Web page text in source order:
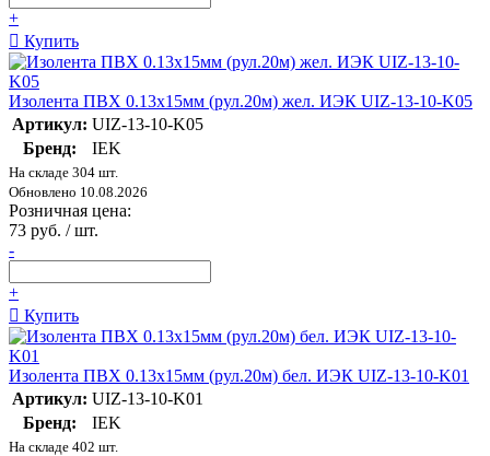
+
Купить
Изолента ПВХ 0.13х15мм (рул.20м) жел. ИЭК UIZ-13-10-K05
Артикул: UIZ-13-10-K05
Бренд:
IEK
На складе 304 шт.
Обновлено 10.08.2026
Розничная цена:
73 руб. / шт.
-
+
Купить
Изолента ПВХ 0.13х15мм (рул.20м) бел. ИЭК UIZ-13-10-K01
Артикул: UIZ-13-10-K01
Бренд:
IEK
На складе 402 шт.